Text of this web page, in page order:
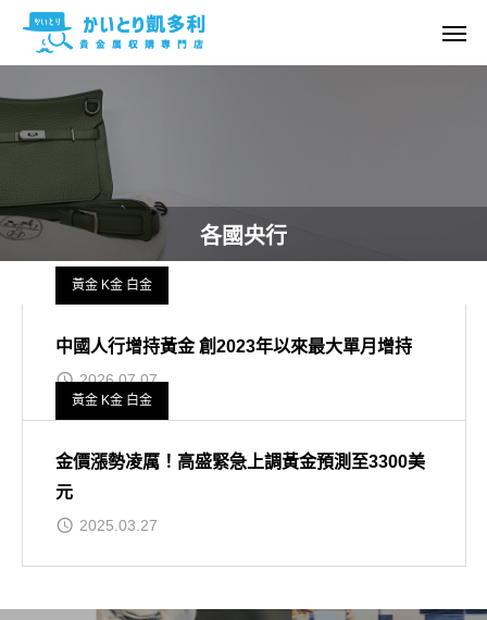
各國央行
黃金 K金 白金
中國人行增持黃金 創2023年以來最大單月增持
2026.07.07
黃金 K金 白金
金價漲勢凌厲！高盛緊急上調黃金預測至3300美
元
2025.03.27